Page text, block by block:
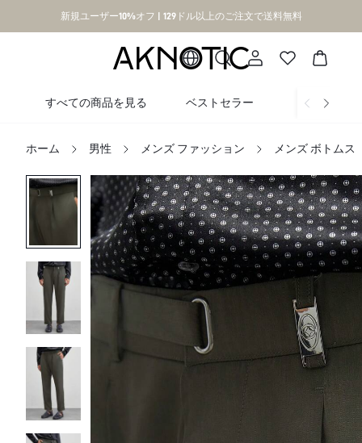
新規ユーザー10%オフ | 129ドル以上のご注文で送料無料
すべての商品を見る ベストセラー 新着
ホーム 男性 メンズ ファッション メンズ ボトムス